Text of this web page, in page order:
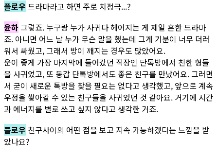
플로우 드라마라고 하면 주로 치정극...?
윤하 그렇죠. 누구랑 누가 사귀다 헤어지는 게 제일 흔한 드라마
죠. 아니면 어느 날 누가 무슨 말을 했는데 그게 기분이 너무 더러
워서 싸웠고, 그래서 방이 깨지는 경우도 많았어요.
운이 좋게 가장 마지막에 들어갔던 직장인 단톡방에서 친한 형들
을 사귀었고, 또 동갑 단톡방에서도 좋은 친구를 만났어요. 그러면
서 굳이 새로운 톡방을 찾을 필요는 없다고 생각했고, 앞으로 계속
우정을 쌓아갈 수 있는 친구들을 사귀었던 것 같아요. 거기에 시간
과 에너지를 별로 쓰고 싶지 않다고 생각한 거죠.
플로우 친구사이의 어떤 점을 보고 지속 가능하겠다는 느낌을 받
았나요?